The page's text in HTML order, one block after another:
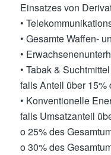
Einsatzes von
•
• Gesamte Waffen-
•
• Tabak &
falls Anteil über 15%
• Konventionelle
falls Umsatzanteil
o 25% des
o 30% des